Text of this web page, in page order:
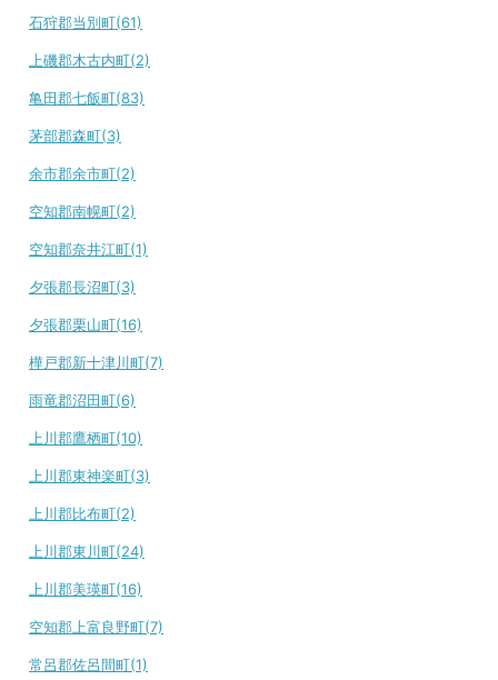
石狩郡当別町(61)
上磯郡木古内町(2)
亀田郡七飯町(83)
茅部郡森町(3)
余市郡余市町(2)
空知郡南幌町(2)
空知郡奈井江町(1)
夕張郡長沼町(3)
夕張郡栗山町(16)
樺戸郡新十津川町(7)
雨竜郡沼田町(6)
上川郡鷹栖町(10)
上川郡東神楽町(3)
上川郡比布町(2)
上川郡東川町(24)
上川郡美瑛町(16)
空知郡上富良野町(7)
常呂郡佐呂間町(1)